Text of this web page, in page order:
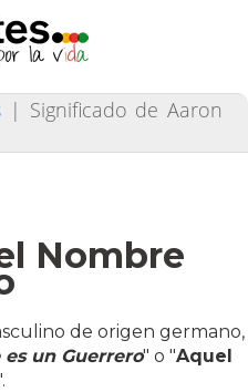
| Significado de Aaron
Nombre
de origen germano,
un Guerrero" o "Aquel